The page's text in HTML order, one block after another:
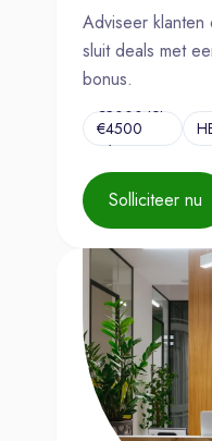
Adviseer
sluit deals met
bonus.
€3000 tot
€4500
p/m
Solliciteer nu